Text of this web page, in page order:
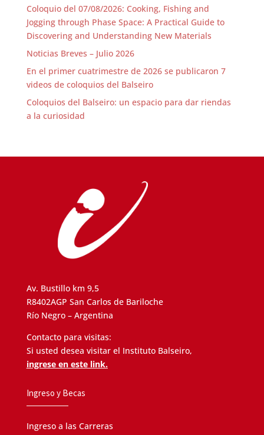
Coloquio del 07/08/2026: Cooking, Fishing and
Jogging through Phase Space: A Practical Guide to
Discovering and Understanding New Materials
Noticias Breves – Julio 2026
En el primer cuatrimestre de 2026 se publicaron 7
videos de coloquios del Balseiro
Coloquios del Balseiro: un espacio para dar riendas
a la curiosidad
Av. Bustillo km 9,5
R8402AGP San Carlos de Bariloche
Río Negro – Argentina
Contacto para visitas:
Si usted desea visitar el Instituto Balseiro,
ingrese en este link.
Ingreso y Becas
Ingreso a las Carreras